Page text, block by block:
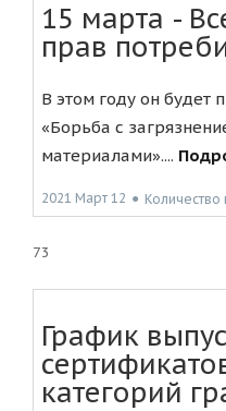
15 марта -
прав
В этом году он будет
«Борьба с
материалами»....
2021 Март 12 ● Количество
73
График
категорий